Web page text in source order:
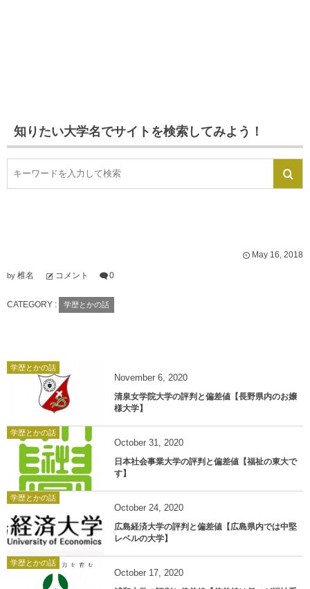
知りたい大学名でサイトを検索してみよう！
May 16, 2018
by 椎名 コメント 0
CATEGORY : 学歴とかの話
学歴とかの話
November 6, 2020
清泉女学院大学の評判と偏差値【長野県内のお嬢
様大学】
学歴とかの話
October 31, 2020
日本社会事業大学の評判と偏差値【福祉の東大で
す】
学歴とかの話
October 24, 2020
広島経済大学の評判と偏差値【広島県内では中堅
レベルの大学】
学歴とかの話
October 17, 2020